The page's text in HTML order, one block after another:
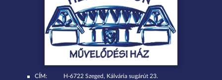
CÍM:
H-6722 Szeged, Kálvária sugárút 23.